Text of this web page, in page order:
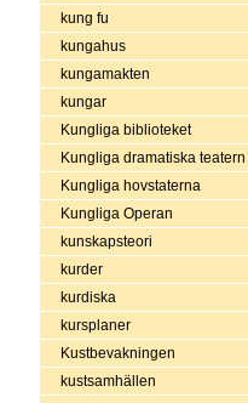
kung fu
kungahus
kungamakten
kungar
Kungliga biblioteket
Kungliga dramatiska teatern
Kungliga hovstaterna
Kungliga Operan
kunskapsteori
kurder
kurdiska
kursplaner
Kustbevakningen
kustsamhällen